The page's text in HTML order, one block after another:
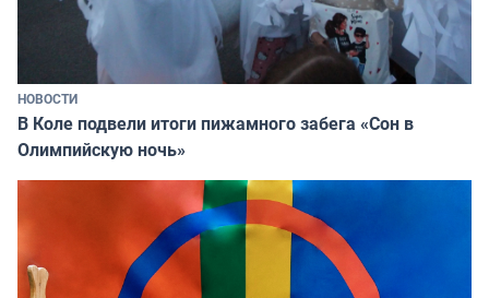
НОВОСТИ
В Коле подвели итоги пижамного забега «Сон в
Олимпийскую ночь»